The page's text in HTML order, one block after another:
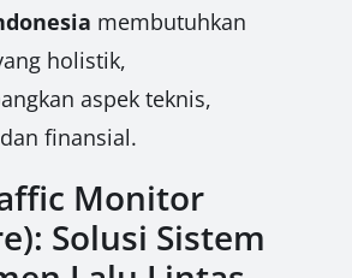
membutuhkan
holistik,
aspek teknis,
finansial.
Monitor
Solusi Sistem